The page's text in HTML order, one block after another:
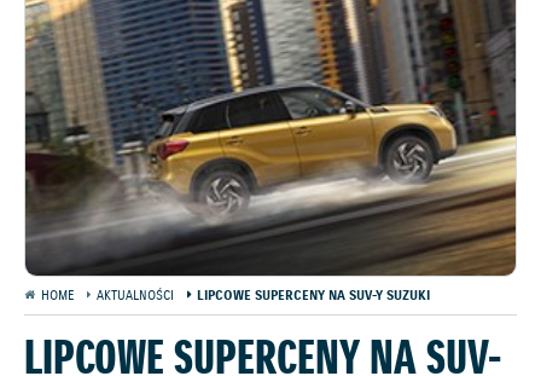
HOME AKTUALNOŚCI LIPCOWE SUPERCENY NA SUV-Y SUZUKI
LIPCOWE SUPERCENY NA SUV-